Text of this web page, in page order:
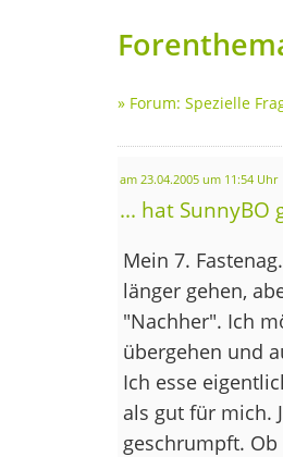
» Forum: Spezielle
am 23.04.2005 um 11:54 Uhr
... hat SunnyBO
Mein 7.
länger gehen,
"Nachher". Ich
übergehen und
Ich esse
als gut für mich.
geschrumpft.